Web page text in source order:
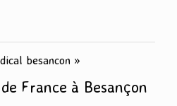
besancon »
France à Besançon